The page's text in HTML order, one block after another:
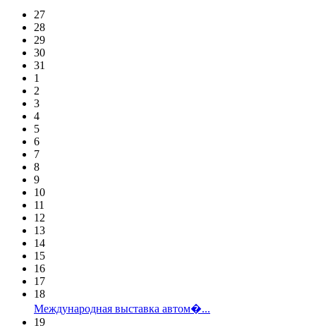
27
28
29
30
31
1
2
3
4
5
6
7
8
9
10
11
12
13
14
15
16
17
18
Международная выставка автом�...
19